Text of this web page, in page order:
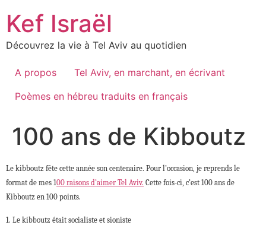
content
Kef Israël
Découvrez la vie à Tel Aviv au quotidien
A propos
Tel Aviv, en marchant, en écrivant
Poèmes en hébreu traduits en français
100 ans de Kibboutz
Le kibboutz fête cette année son centenaire. Pour l’occasion, je reprends le
format de mes 100 raisons d’aimer Tel Aviv. Cette fois-ci, c’est 100 ans de
Kibboutz en 100 points.
1. Le kibboutz était socialiste et sioniste